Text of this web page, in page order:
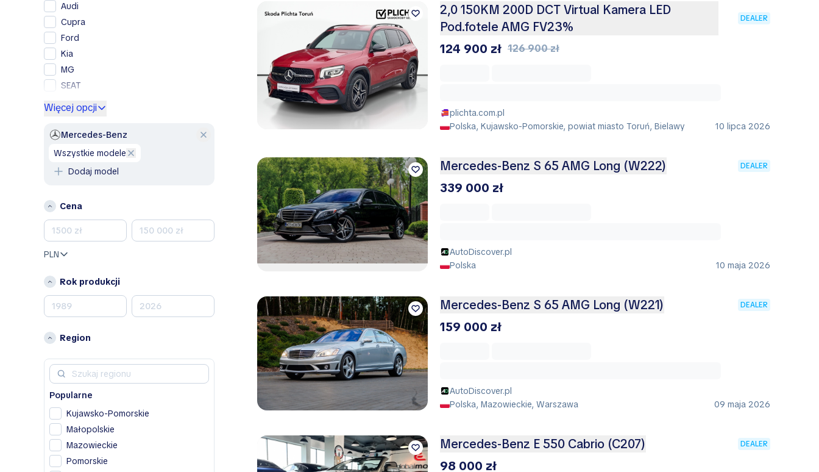
Audi
Cupra
Ford
Kia
MG
SEAT
Skoda
Volvo
Alfa Romeo
Bentley
BMW
BYD
Chevrolet
Chrysler
Citroen
D
Dodge
DS
Fiat
H
Honda
Więcej opcji
Mercedes-Benz
wszystkie modele
Dodaj model
Cena
PLN
Rok produkcji
Region
Popularne
Kujawsko-Pomorskie
Małopolskie
Mazowieckie
Pomorskie
2,0 150KM 200D DCT Virtual Kamera LED
Pod.fotele AMG FV23%
DEALER
124 900 zł 126 900 zł
plichta.com.pl
Polska, Kujawsko-Pomorskie, powiat miasto Toruń, Bielawy
10 lipca 2026
Mercedes-Benz S 65 AMG Long (W222) DEALER
339 000 zł
AutoDiscover.pl
Polska
10 maja 2026
Mercedes-Benz S 65 AMG Long (W221) DEALER
159 000 zł
AutoDiscover.pl
Polska, Mazowieckie, Warszawa
09 maja 2026
Mercedes-Benz E 550 Cabrio (C207) DEALER
98 000 zł